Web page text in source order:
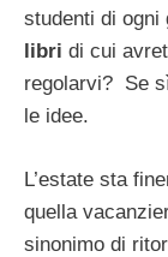
studenti di ogni
libri di cui
regolarvi? Se
le idee.
L’estate sta
quella
sinonimo di